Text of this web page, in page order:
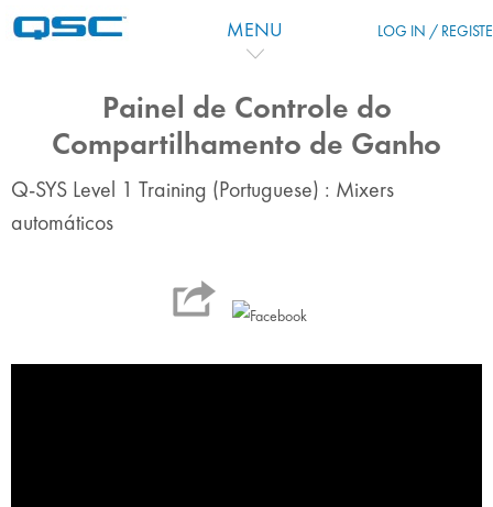
跳到主要内容
MENU LOG IN /
Painel de Controle do
Compartilhamento de Ganho
Q-SYS Level 1 Training (Portuguese) : Mixers
automáticos